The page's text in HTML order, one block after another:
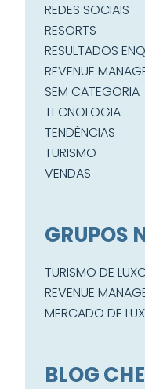
REDES SOCIAIS
RESORTS
RESULTADOS
REVENUE
SEM CATEGORIA
TECNOLOGIA
TENDÊNCIAS
TURISMO
VENDAS
GRUPOS
TURISMO DE
REVENUE
MERCADO DE
BLOG